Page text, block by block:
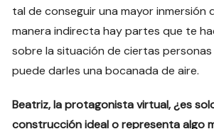
tal de conseguir una mayor inmersión
manera indirecta hay partes que te
sobre la situación de ciertas
puede darles una bocanada de aire.
Beatriz, la protagonista virtual, ¿es
construcción ideal o representa algo